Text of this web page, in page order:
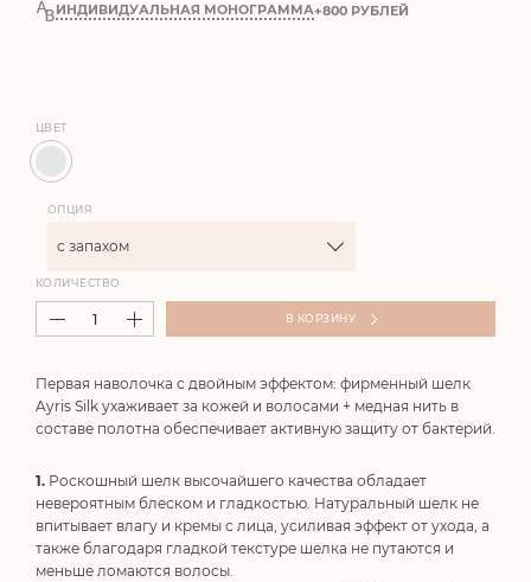
ИНДИВИДУАЛЬНАЯ МОНОГРАММА+800 РУБЛЕЙ
Первая наволочка с двойным эффектом: фирменный шелк
Ayris Silk ухаживает за кожей и волосами + медная нить в
составе полотна обеспечивает активную защиту от бактерий.
Роскошный шелк высочайшего качества обладает
невероятным блеском и гладкостью. Натуральный шелк не
впитывает влагу и кремы с лица, усиливая эффект от ухода, а
также благодаря гладкой текстуре шелка не путаются и
меньше ломаются волосы.
ЦВЕТ
ОПЦИЯ
с запахом
КОЛИЧЕСТВО
В КОРЗИНУ